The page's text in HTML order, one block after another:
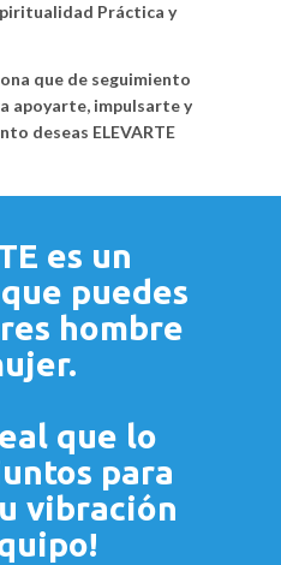
Práctica y
que de seguimiento
apoyarte, impulsarte y
deseas ELEVARTE
es un
puedes
hombre
que lo
para
vibración